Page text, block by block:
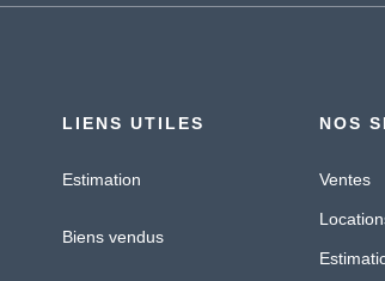
LIENS UTILES
Estimation
Biens vendus
NOS
Ventes